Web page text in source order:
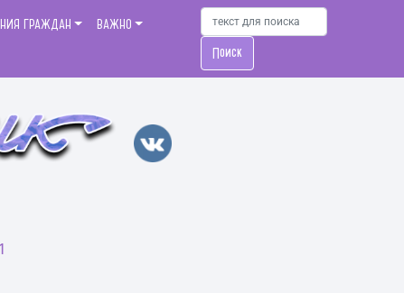
ГРАЖДАН
ВАЖНО
Поиск